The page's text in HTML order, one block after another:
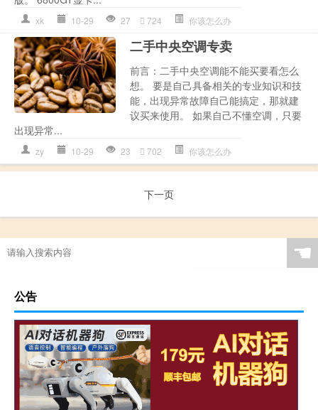
xk 10-29 27 724 你该怎么办
二手中央空调专卖
前言：二手中央空调能不能买要看怎么
想。 要是自己具备相关的专业知识和技
能，出现异常故障自己能搞定，那就建
议买来使用。 如果自己不懂空调，只要
出现异常...
zy 10-29 23 702 你该怎么办
下一页
☚
公告